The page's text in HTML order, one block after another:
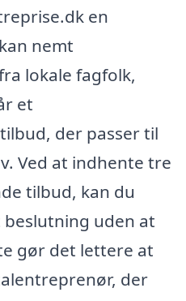
en
nemt
lokale fagfolk,
et
der passer til
Ved at indhente tre
tilbud, kan du
uden at
gør det lettere at
der